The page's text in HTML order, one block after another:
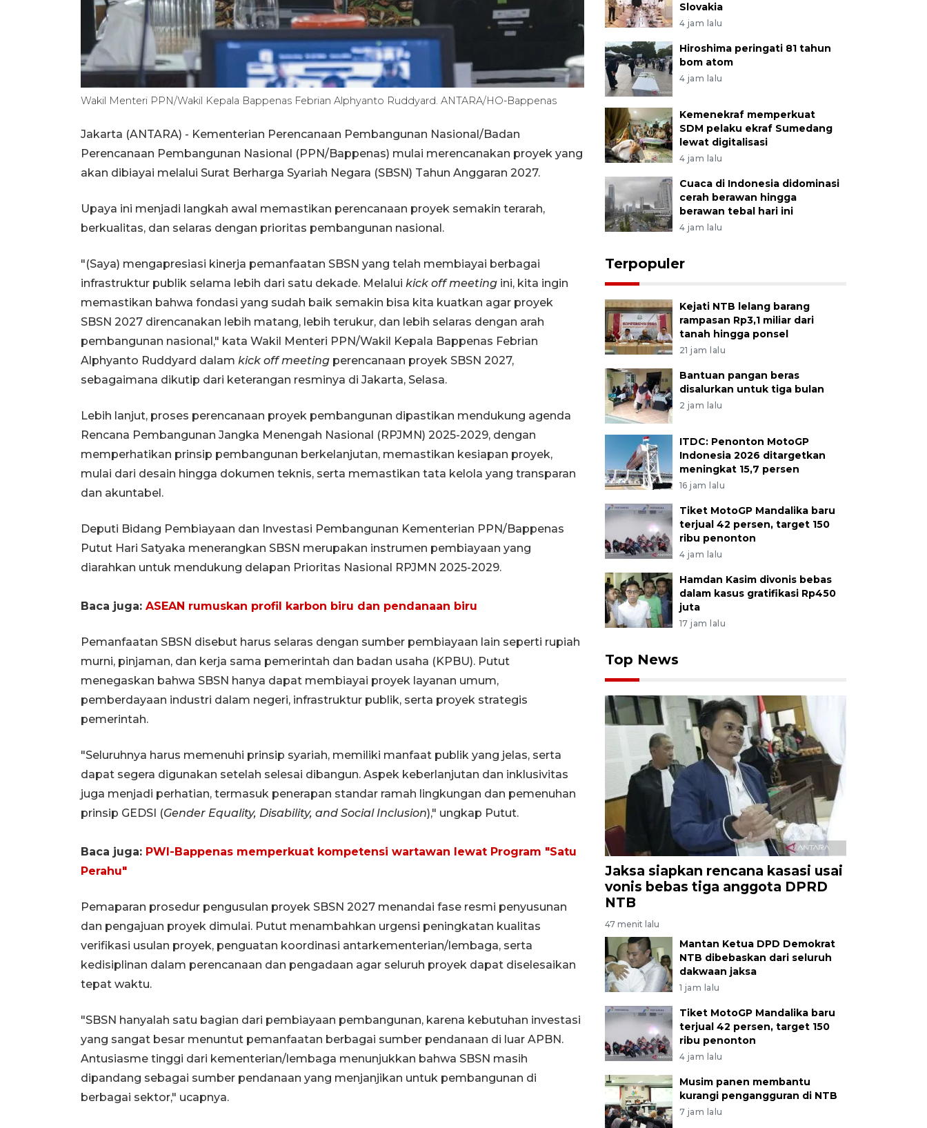
Wakil Menteri PPN/Wakil Kepala Bappenas Febrian Alphyanto Ruddyard. ANTARA/HO-Bappenas
Jakarta (ANTARA) - Kementerian Perencanaan Pembangunan Nasional/Badan
Perencanaan Pembangunan Nasional (PPN/Bappenas) mulai merencanakan proyek yang
akan dibiayai melalui Surat Berharga Syariah Negara (SBSN) Tahun Anggaran 2027.
Upaya ini menjadi langkah awal memastikan perencanaan proyek semakin terarah,
berkualitas, dan selaras dengan prioritas pembangunan nasional.
"(Saya) mengapresiasi kinerja pemanfaatan SBSN yang telah membiayai berbagai
infrastruktur publik selama lebih dari satu dekade. Melalui kick off meeting ini, kita ingin
memastikan bahwa fondasi yang sudah baik semakin bisa kita kuatkan agar proyek
SBSN 2027 direncanakan lebih matang, lebih terukur, dan lebih selaras dengan arah
pembangunan nasional," kata Wakil Menteri PPN/Wakil Kepala Bappenas Febrian
Alphyanto Ruddyard dalam kick off meeting perencanaan proyek SBSN 2027,
sebagaimana dikutip dari keterangan resminya di Jakarta, Selasa.
Lebih lanjut, proses perencanaan proyek pembangunan dipastikan mendukung agenda
Rencana Pembangunan Jangka Menengah Nasional (RPJMN) 2025-2029, dengan
memperhatikan prinsip pembangunan berkelanjutan, memastikan kesiapan proyek,
mulai dari desain hingga dokumen teknis, serta memastikan tata kelola yang transparan
dan akuntabel.
Deputi Bidang Pembiayaan dan Investasi Pembangunan Kementerian PPN/Bappenas
Putut Hari Satyaka menerangkan SBSN merupakan instrumen pembiayaan yang
diarahkan untuk mendukung delapan Prioritas Nasional RPJMN 2025-2029.
Baca juga: ASEAN rumuskan profil karbon biru dan pendanaan biru
Pemanfaatan SBSN disebut harus selaras dengan sumber pembiayaan lain seperti rupiah
murni, pinjaman, dan kerja sama pemerintah dan badan usaha (KPBU). Putut
menegaskan bahwa SBSN hanya dapat membiayai proyek layanan umum,
pemberdayaan industri dalam negeri, infrastruktur publik, serta proyek strategis
pemerintah.
"Seluruhnya harus memenuhi prinsip syariah, memiliki manfaat publik yang jelas, serta
dapat segera digunakan setelah selesai dibangun. Aspek keberlanjutan dan inklusivitas
juga menjadi perhatian, termasuk penerapan standar ramah lingkungan dan pemenuhan
prinsip GEDSI (Gender Equality, Disability, and Social Inclusion)," ungkap Putut.
Baca juga: PWI-Bappenas memperkuat kompetensi wartawan lewat Program "Satu
Perahu"
Pemaparan prosedur pengusulan proyek SBSN 2027 menandai fase resmi penyusunan
dan pengajuan proyek dimulai. Putut menambahkan urgensi peningkatan kualitas
verifikasi usulan proyek, penguatan koordinasi antarkementerian/lembaga, serta
kedisiplinan dalam perencanaan dan pengadaan agar seluruh proyek dapat diselesaikan
tepat waktu.
"SBSN hanyalah satu bagian dari pembiayaan pembangunan, karena kebutuhan investasi
yang sangat besar menuntut pemanfaatan berbagai sumber pendanaan di luar APBN.
Antusiasme tinggi dari kementerian/lembaga menunjukkan bahwa SBSN masih
dipandang sebagai sumber pendanaan yang menjanjikan untuk pembangunan di
berbagai sektor," ucapnya.
Slovakia
4 jam lalu
Hiroshima peringati 81 tahun
bom atom
4 jam lalu
Kemenekraf memperkuat
SDM pelaku ekraf Sumedang
lewat digitalisasi
4 jam lalu
Cuaca di Indonesia didominasi
cerah berawan hingga
berawan tebal hari ini
4 jam lalu
Terpopuler
Kejati NTB lelang barang
rampasan Rp3,1 miliar dari
tanah hingga ponsel
21 jam lalu
Bantuan pangan beras
disalurkan untuk tiga bulan
2 jam lalu
ITDC: Penonton MotoGP
Indonesia 2026 ditargetkan
meningkat 15,7 persen
16 jam lalu
Tiket MotoGP Mandalika baru
terjual 42 persen, target 150
ribu penonton
4 jam lalu
Hamdan Kasim divonis bebas
dalam kasus gratifikasi Rp450
juta
17 jam lalu
Top News
Jaksa siapkan rencana kasasi usai
vonis bebas tiga anggota DPRD
NTB
47 menit lalu
Mantan Ketua DPD Demokrat
NTB dibebaskan dari seluruh
dakwaan jaksa
1 jam lalu
Tiket MotoGP Mandalika baru
terjual 42 persen, target 150
ribu penonton
4 jam lalu
Musim panen membantu
kurangi pengangguran di NTB
7 jam lalu